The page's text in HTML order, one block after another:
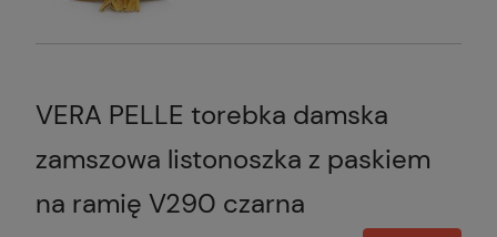
VERA PELLE torebka damska
zamszowa listonoszka z paskiem
na ramię V290 czarna